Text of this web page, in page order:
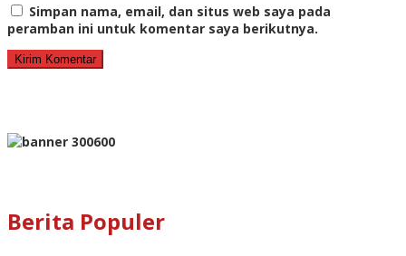
Simpan nama, email, dan situs web saya pada
peramban ini untuk komentar saya berikutnya.
Berita Populer